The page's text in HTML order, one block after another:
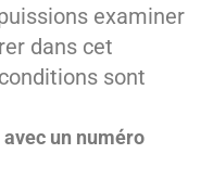
examiner
dans cet
sont
un numéro